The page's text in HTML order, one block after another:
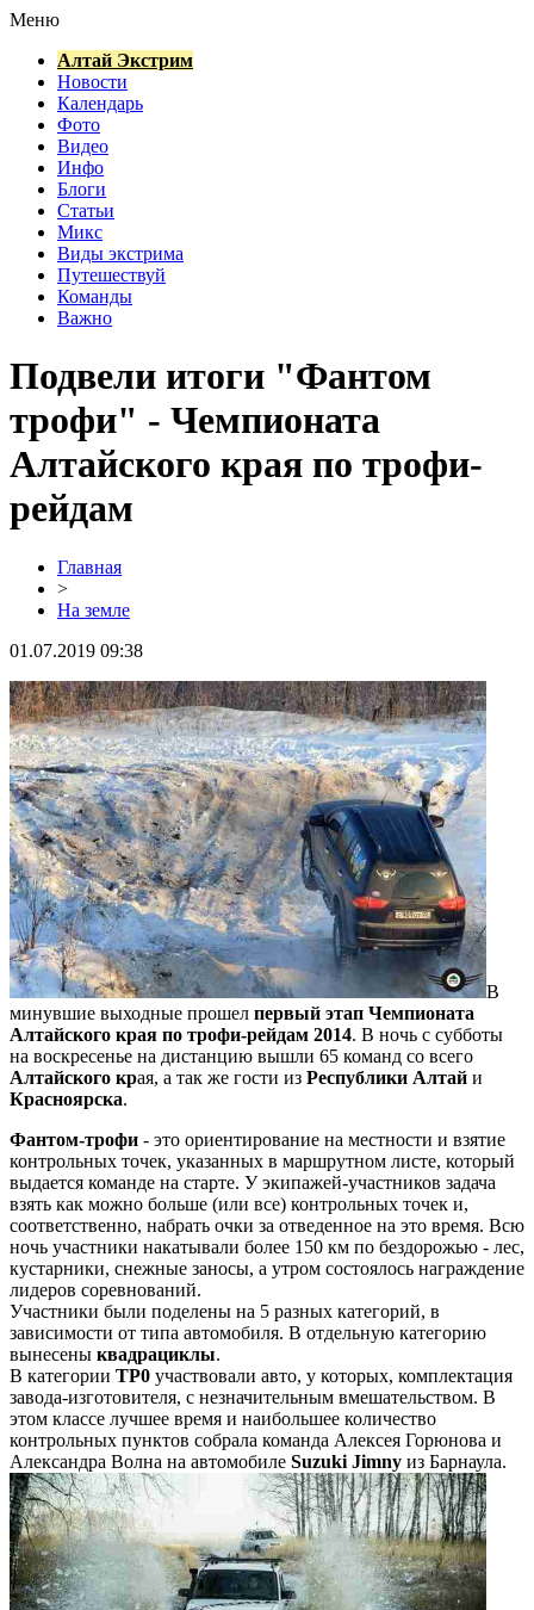
Меню
Алтай Экстрим
Новости
Календарь
Фото
Видео
Инфо
Блоги
Статьи
Микс
Виды экстрима
Путешествуй
Команды
Важно
Подвели итоги "Фантом
трофи" - Чемпионата
Алтайского края по трофи-
рейдам
Главная
>
На земле
01.07.2019 09:38
В
минувшие выходные прошел первый этап Чемпионата
Алтайского края по трофи-рейдам 2014. В ночь с субботы
на воскресенье на дистанцию вышли 65 команд со всего
Алтайского края, а так же гости из Республики Алтай и
Красноярска.
Фантом-трофи - это ориентирование на местности и взятие
контрольных точек, указанных в маршрутном листе, который
выдается команде на старте. У экипажей-участников задача
взять как можно больше (или все) контрольных точек и,
соответственно, набрать очки за отведенное на это время. Всю
ночь участники накатывали более 150 км по бездорожью - лес,
кустарники, снежные заносы, а утром состоялось награждение
лидеров соревнований.
Участники были поделены на 5 разных категорий, в
зависимости от типа автомобиля. В отдельную категорию
вынесены квадрациклы.
В категории ТР0 участвовали авто, у которых, комплектация
завода-изготовителя, с незначительным вмешательством. В
этом классе лучшее время и наибольшее количество
контрольных пунктов собрала команда Алексея Горюнова и
Александра Волна на автомобиле Suzuki Jimny из Барнаула.